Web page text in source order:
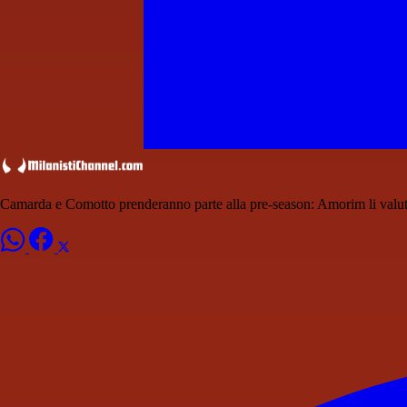
Camarda e Comotto prenderanno parte alla pre-season: Amorim li